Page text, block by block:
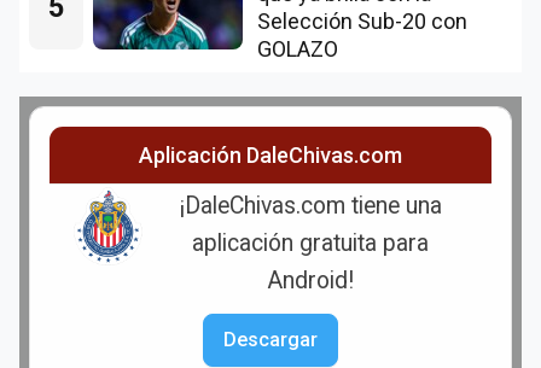
Selección Sub-20 con
GOLAZO
Aplicación DaleChivas.com
¡DaleChivas.com tiene una
aplicación gratuita para
Android!
Descargar